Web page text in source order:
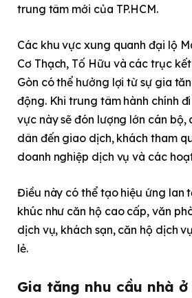
trung tâm mới của TP.HCM.
Các khu vực xung quanh đại lộ
Cơ Thạch, Tố Hữu và các trục
Gòn có thể hưởng lợi từ sự gia
động. Khi trung tâm hành chính
vực này sẽ đón lượng lớn cán bộ,
dân đến giao dịch, khách tham
doanh nghiệp dịch vụ và các
Điều này có thể tạo hiệu ứng lan
khúc như căn hộ cao cấp, văn
dịch vụ, khách sạn, căn hộ dịch
lẻ.
Gia tăng nhu cầu nhà